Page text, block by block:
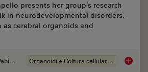
presents her group’s research
in neurodevelopmental disorders,
as cerebral organoids and
Webinar: Organoidi + Coltura cellulare 3D How